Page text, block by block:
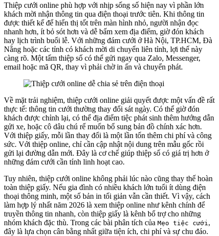
Thiệp cưới online phù hợp với nhịp sống số hiện nay vì phần lớn
khách mời nhận thông tin qua điện thoại trước tiên. Khi thông tin
được thiết kế để hiển thị tốt trên màn hình nhỏ, người nhận đọc
nhanh hơn, ít bỏ sót hơn và dễ bấm xem địa điểm, giờ đón khách
hay lịch trình buổi lễ. Với những đám cưới ở Hà Nội, TP.HCM, Đà
Nẵng hoặc các tỉnh có khách mời di chuyển liên tỉnh, lợi thế này
càng rõ. Một tấm thiệp số có thể gửi ngay qua Zalo, Messenger,
email hoặc mã QR, thay vì phải chờ in ấn và chuyển phát.
Về mặt trải nghiệm, thiệp cưới online giải quyết được một vấn đề rất
thực tế: thông tin cưới thường thay đổi sát ngày. Có thể giờ đón
khách được chỉnh lại, có thể địa điểm tiệc phát sinh thêm hướng dẫn
gửi xe, hoặc cô dâu chú rể muốn bổ sung bản đồ chính xác hơn.
Với thiệp giấy, mỗi lần thay đổi là một lần tốn thêm chi phí và công
sức. Với thiệp online, chỉ cần cập nhật nội dung trên mẫu gốc rồi
gửi lại đường dẫn mới. Đây là cơ chế giúp thiệp số có giá trị hơn ở
những đám cưới cần tính linh hoạt cao.
Tuy nhiên, thiệp cưới online không phải lúc nào cũng thay thế hoàn
toàn thiệp giấy. Nếu gia đình có nhiều khách lớn tuổi ít dùng điện
thoại thông minh, một số bản in tối giản vẫn cần thiết. Vì vậy, cách
làm hợp lý nhất năm 2026 là xem thiệp online như kênh chính để
truyền thông tin nhanh, còn thiệp giấy là kênh bổ trợ cho những
nhóm khách đặc thù. Trong các bài phân tích của Mẹo tiệc cưới ,
đây là lựa chọn cân bằng nhất giữa tiện ích, chi phí và sự chu đáo.